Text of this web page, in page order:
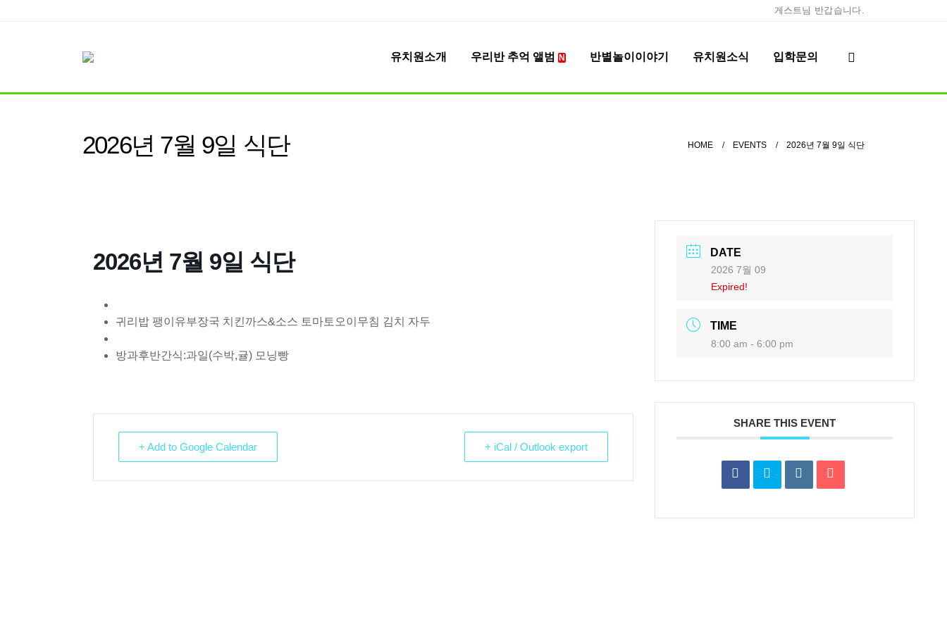
게스트님 반갑습니다.
유치원소개 우리반 추억 앨범N 반별놀이이야기 유치원소식 입학문의
2026년 7월 9일 식단 HOME EVENTS 2026년 7월 9일 식단
2026년 7월 9일 식단
귀리밥 팽이유부장국 치킨까스&소스 토마토오이무침 김치 자두
방과후반간식:과일(수박,귤) 모닝빵
+ Add to Google Calendar + iCal / Outlook export
DATE
2026 7월 09
Expired!
TIME
8:00 am - 6:00 pm
SHARE THIS EVENT